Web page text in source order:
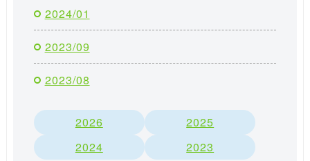
2024/01
2023/09
2023/08
2026
2025
2024
2023